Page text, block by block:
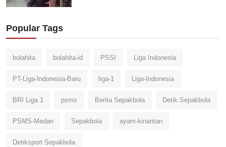
Popular Tags
bolahita bolahita-id PSSI Liga Indonesia
PT-Liga-Indonesia-Baru liga-1 Liga-Indonesia
BRI Liga 1 psms Berita Sepakbola Detik Sepakbola
PSMS-Medan Sepakbola ayam-kinantan
Detiksport Sepakbola